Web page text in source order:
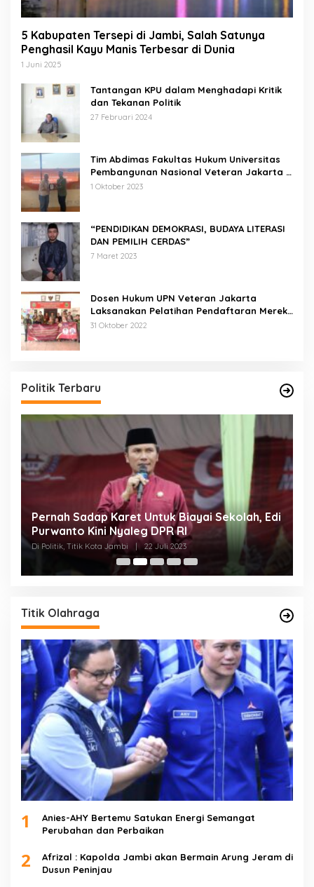
5 Kabupaten Tersepi di Jambi, Salah Satunya
Penghasil Kayu Manis Terbesar di Dunia
1 Juni 2025
Tantangan KPU dalam Menghadapi Kritik
dan Tekanan Politik
27 Februari 2024
Tim Abdimas Fakultas Hukum Universitas
Pembangunan Nasional Veteran Jakarta
Melakukan Pendampingan dan
1 Oktober 2023
“PENDIDIKAN DEMOKRASI, BUDAYA LITERASI
DAN PEMILIH CERDAS”
7 Maret 2023
Dosen Hukum UPN Veteran Jakarta
Laksanakan Pelatihan Pendaftaran Merek
di Desa Jatisura Kabupaten Indramayu
31 Oktober 2022
Politik Terbaru
Pernah Sadap Karet Untuk Biayai Sekolah, Edi
Purwanto Kini Nyaleg DPR RI
Di Politik, Titik Kota Jambi | 22 Juli 2023
Titik Olahraga
1
Anies-AHY Bertemu Satukan Energi Semangat
Perubahan dan Perbaikan
2
Afrizal : Kapolda Jambi akan Bermain Arung Jeram di
Dusun Peninjau